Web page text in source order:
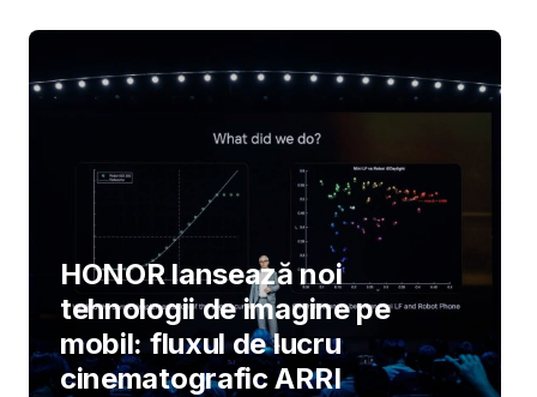
HONOR lansează noi
tehnologii de imagine pe
mobil: fluxul de lucru
cinematografic ARRI